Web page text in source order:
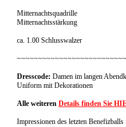
Mitternachtsquadrille
Mitternachtsstärkung
ca. 1.00 Schlusswalzer
Dresscode: Damen im langen
Uniform mit Dekorationen
Alle weiteren Details finden Sie
Impressionen des letzten Benefizballs